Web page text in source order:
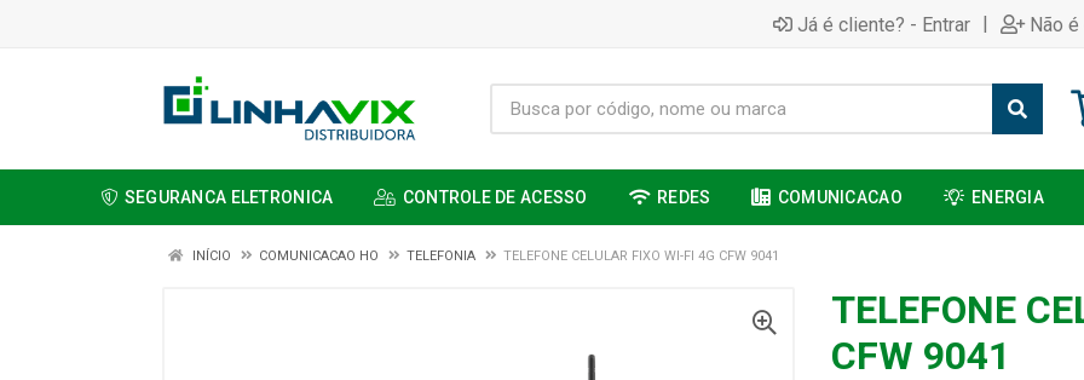
Já é cliente? - Entrar | Não
SEGURANCA ELETRONICA CONTROLE DE ACESSO REDES COMUNICACAO ENERGIA
INÍCIO COMUNICACAO HO TELEFONIA TELEFONE CELULAR FIXO WI-FI 4G CFW 9041
TELEFONE
CFW 9041